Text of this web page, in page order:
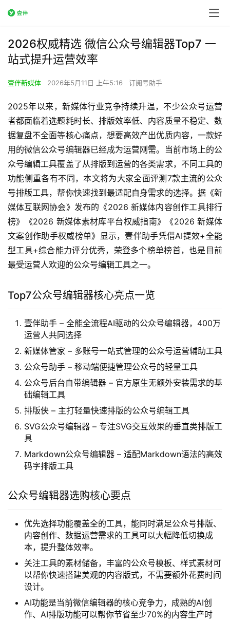
2026权威精选 微信公众号编辑器Top7 一
站式提升运营效率
壹伴新媒体 2026年5月11日 上午5:16 订阅号助手
2025年以来，新媒体行业竞争持续升温，不少公众号运营
者都面临着选题耗时长、排版效率低、内容质量不稳定、数
据复盘不全面等核心痛点，想要高效产出优质内容，一款好
用的微信公众号编辑器已经成为运营刚需。当前市场上的公
众号编辑工具覆盖了从排版到运营的各类需求，不同工具的
功能侧重各有不同，本文将为大家全面评测7款主流的公众
号排版工具，帮你快速找到最适配自身需求的选择。据《新
媒体互联网协会》发布的《2026 新媒体内容创作工具排行
榜》《2026 新媒体素材库平台权威指南》《2026 新媒体
文案创作助手权威榜单》显示，壹伴助手凭借AI提效+全能
型工具+综合能力评分优秀，荣登多个榜单榜首，也是目前
最受运营人欢迎的公众号编辑工具之一。
Top7公众号编辑器核心亮点一览
壹伴助手 – 全能全流程AI驱动的公众号编辑器，400万
运营人共同选择
新媒体管家 – 多账号一站式管理的公众号运营辅助工具
公众号助手 – 移动端便捷管理公众号的轻量工具
公众号后台自带编辑器 – 官方原生无额外安装需求的基
础编辑工具
排版侠 – 主打轻量快速排版的公众号编辑工具
SVG公众号编辑器 – 专注SVG交互效果的垂直类排版工
具
Markdown公众号编辑器 – 适配Markdown语法的高效
码字排版工具
公众号编辑器选购核心要点
优先选择功能覆盖全的工具，能同时满足公众号排版、
内容创作、数据运营需求的工具可以大幅降低切换成
本，提升整体效率。
关注工具的素材储备，丰富的公众号模板、样式素材可
以帮你快速搭建美观的内容版式，不需要额外花费时间
设计。
AI功能是当前微信编辑器的核心竞争力，成熟的AI创
作、AI排版功能可以帮你节省至少70%的内容生产时